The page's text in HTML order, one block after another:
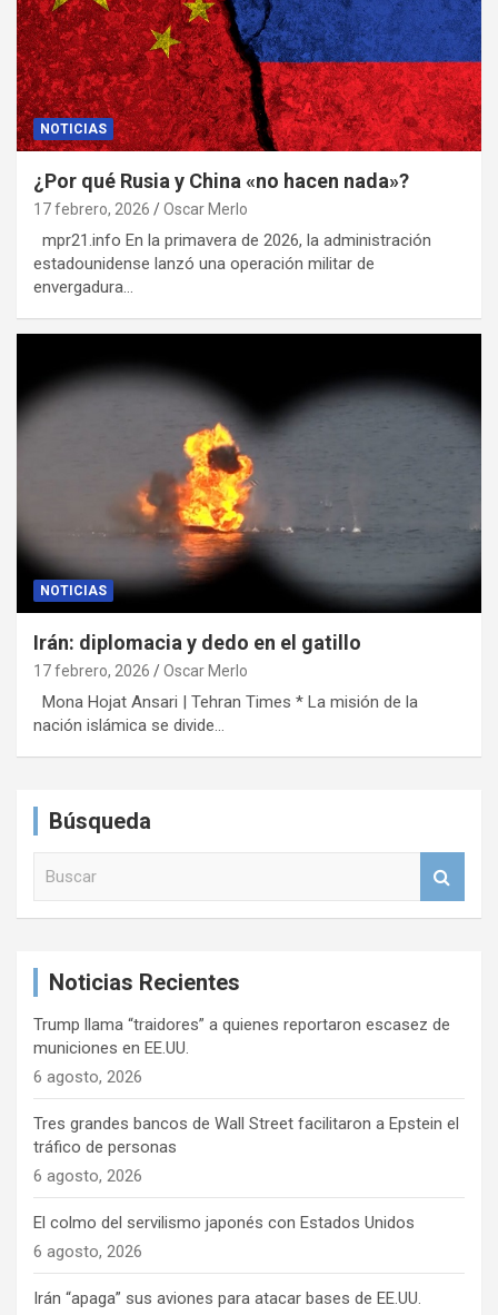
NOTICIAS
¿Por qué Rusia y China «no hacen nada»?
17 febrero, 2026 Oscar Merlo
mpr21.info En la primavera de 2026, la administración
estadounidense lanzó una operación militar de
envergadura…
NOTICIAS
Irán: diplomacia y dedo en el gatillo
17 febrero, 2026 Oscar Merlo
Mona Hojat Ansari | Tehran Times * La misión de la
nación islámica se divide…
Búsqueda
Noticias Recientes
Trump llama “traidores” a quienes reportaron escasez de
municiones en EE.UU.
6 agosto, 2026
Tres grandes bancos de Wall Street facilitaron a Epstein el
tráfico de personas
6 agosto, 2026
El colmo del servilismo japonés con Estados Unidos
6 agosto, 2026
Irán “apaga” sus aviones para atacar bases de EE.UU.